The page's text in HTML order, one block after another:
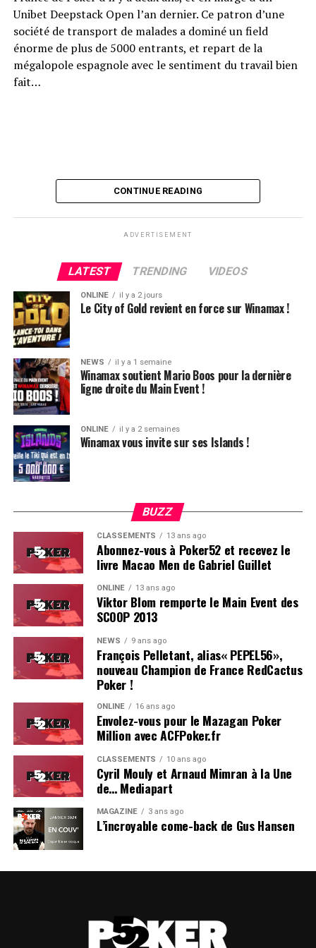
Paris, le Club proposera également des parties de cash
game durant toute la durée de la compétition. Clément
Martin Saint Léon, Directeur général Casinos du groupe
Barrière, a indiqué : « Le retour de l’EPT à Paris est un
événement majeur qui va rassembler dans la capitale
ferveur incroyable qui sera décuplée par le retour des
joueurs, enfin, à Paris. »
Unibet Deepstack Open l’an dernier. Ce patron d’une
société de transport de malades a dominé un field
énorme de plus de 5000 entrants, et repart de la
mégalopole espagnole avec le sentiment du travail bien
fait…
CONTINUE READING
ADVERTISEMENT
LATEST TRENDING VIDEOS
ONLINE il y a 2 jours
Le City of Gold revient en force sur Winamax !
NEWS il y a 1 semaine
Winamax soutient Mario Boos pour la dernière
ligne droite du Main Event !
ONLINE il y a 2 semaines
Winamax vous invite sur ses Islands !
BUZZ
CLASSEMENTS 13 ans ago
Abonnez-vous à Poker52 et recevez le
livre Macao Men de Gabriel Guillet
ONLINE 13 ans ago
Viktor Blom remporte le Main Event des
SCOOP 2013
NEWS 9 ans ago
François Pelletant, alias« PEPEL56»,
nouveau Champion de France RedCactus
Poker !
ONLINE 16 ans ago
Envolez-vous pour le Mazagan Poker
Million avec ACFPoker.fr
CLASSEMENTS 10 ans ago
Cyril Mouly et Arnaud Mimran à la Une
de… Mediapart
MAGAZINE 3 ans ago
L’incroyable come-back de Gus Hansen